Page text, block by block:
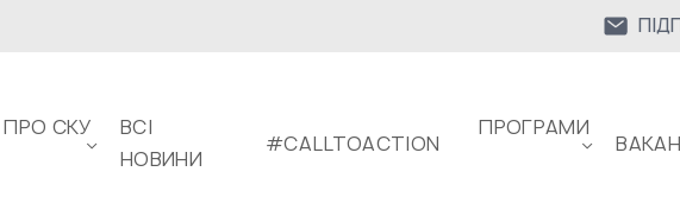
ПРО СКУ
ВСІ
НОВИНИ
#CALLTOACTION
ПРОГРАМИ